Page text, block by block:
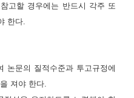
고할 경우에는 반드시 각주 또
한다.
논문의 질적수준과 투고규정에
져야 한다.